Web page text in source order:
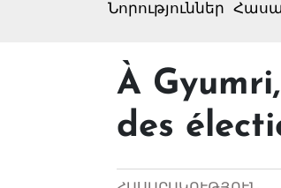
Նորություններ
À
des